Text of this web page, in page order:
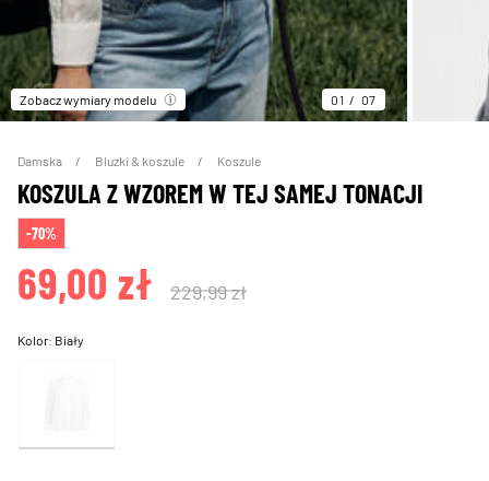
Zobacz wymiary modelu 01 07
Damska Bluzki & koszule Koszule
KOSZULA Z WZOREM W TEJ SAMEJ TONACJI
-70%
69,00 zł 229,99 zł
Kolor: Biały